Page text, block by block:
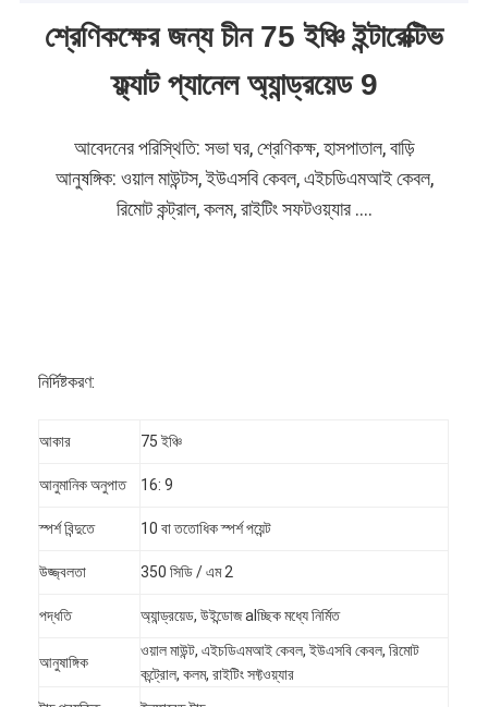
শ্রেণিকক্ষের জন্য চীন 75 ইঞ্চি ইন্টারেক্টিভ
ফ্ল্যাট প্যানেল অ্যান্ড্রয়েড 9
আবেদনের পরিস্থিতি: সভা ঘর, শ্রেণিকক্ষ, হাসপাতাল, বাড়ি
আনুষঙ্গিক: ওয়াল মাউন্টস, ইউএসবি কেবল, এইচডিএমআই কেবল,
রিমোট কন্ট্রাল, কলম, রাইটিং সফটওয়্যার ....
নির্দিষ্টকরণ:
আকার 75 ইঞ্চি
আনুমানিক অনুপাত 16: 9
স্পর্শ বিন্দুতে 10 বা ততোধিক স্পর্শ পয়েন্ট
উজ্জ্বলতা 350 সিডি / এম 2
পদ্ধতি অ্যান্ড্রয়েড, উইন্ডোজ alচ্ছিক মধ্যে নির্মিত
আনুষাঙ্গিক
ওয়াল মাউন্ট, এইচডিএমআই কেবল, ইউএসবি কেবল, রিমোট
কন্ট্রোল, কলম, রাইটিং সফ্টওয়্যার